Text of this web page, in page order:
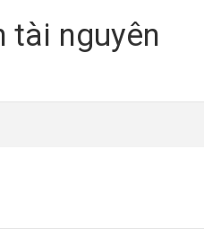
tài nguyên